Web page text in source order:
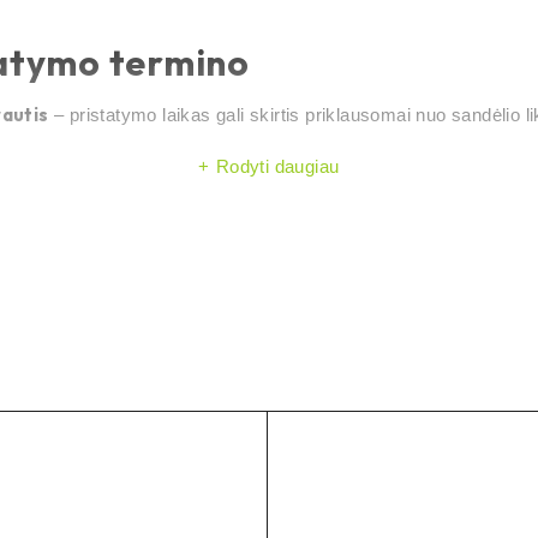
termino
– pristatymo laikas gali skirtis priklausomai nuo sandėlio
Rodyti daugiau